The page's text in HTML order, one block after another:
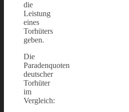
die
Leistung
eines
Torhüters
geben.
Die
Paradenquoten
deutscher
Torhüter
im
Vergleich: